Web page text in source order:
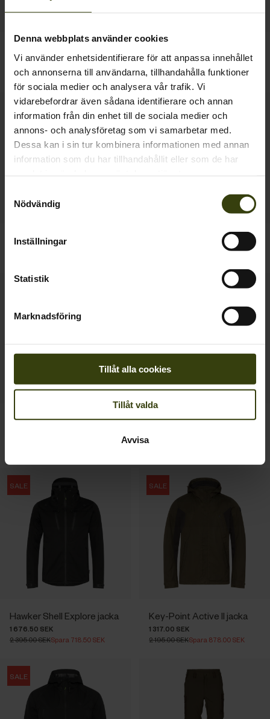
Denna webbplats använder cookies
Vi använder enhetsidentifierare för att anpassa innehållet
och annonserna till användarna, tillhandahålla funktioner
för sociala medier och analysera vår trafik. Vi
vidarebefordrar även sådana identifierare och annan
information från din enhet till de sociala medier och
annons- och analysföretag som vi samarbetar med.
Dessa kan i sin tur kombinera informationen med annan
information som du har tillhandahållit eller som de har
Nödvändig
Inställningar
Statistik
Marknadsföring
Tillåt alla cookies
Tillåt valda
Avvisa
2 195.00 SEK
1 557.00 SEK
2 595.00 SEKSpara 1038.00 SEK
Celsius Heat Jacka
Avail smock
Seeland Cross windbeater
SALE
Hawker Shell Explore jacka
1 676.50 SEK
2 395.00 SEKSpara 718.50 SEK
SALE
Key-Point Active II jacka
1 317.00 SEK
2 195.00 SEKSpara 878.00 SEK
SALE